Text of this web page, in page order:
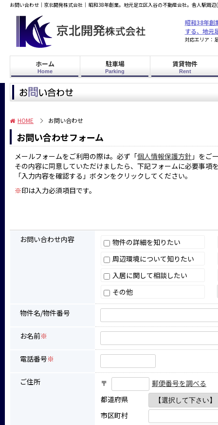
お問い合わせ｜京北開発株式会社｜ 昭和38年創業。地元足立区入谷の不動産会社。舎人駅周
昭和38年創
する、地元
対応エリア：
ホーム
Home
駐車場
Parking
賃貸物件
Rent
HOME お問い合わせ
お問い合わせフォーム
メールフォームをご利用の際は。必ず「個人情報保護方針 」をご
その内容に同意していただけましたら、下記フォームに必要事項
「入力内容を確認する」ボタンをクリックしてください。
※印は入力必須項目です。
お問い合わせ内容
物件の詳細を知りたい
周辺環境について知りたい
入居に関して相談したい
その他
物件名/物件番号
お名前※
電話番号※
ご住所 〒
郵便番号を調べる
都道府県
市区町村